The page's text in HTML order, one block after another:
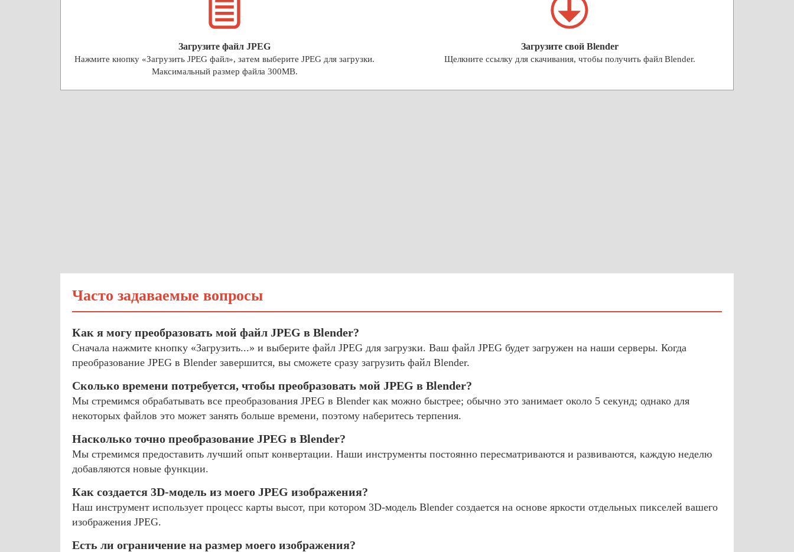
Загрузите файл JPEG
Нажмите кнопку «Загрузить JPEG файл», затем выберите JPEG для загрузки.
Максимальный размер файла 300MB.
Загрузите свой Blender
Щелкните ссылку для скачивания, чтобы получить файл Blender.
Часто задаваемые вопросы
Как я могу преобразовать мой файл JPEG в Blender?
Сначала нажмите кнопку «Загрузить...» и выберите файл JPEG для загрузки. Ваш файл JPEG будет загружен на наши серверы. Когда
преобразование JPEG в Blender завершится, вы сможете сразу загрузить файл Blender.
Сколько времени потребуется, чтобы преобразовать мой JPEG в Blender?
Мы стремимся обрабатывать все преобразования JPEG в Blender как можно быстрее; обычно это занимает около 5 секунд; однако для
некоторых файлов это может занять больше времени, поэтому наберитесь терпения.
Насколько точно преобразование JPEG в Blender?
Мы стремимся предоставить лучший опыт конвертации. Наши инструменты постоянно пересматриваются и развиваются, каждую неделю
добавляются новые функции.
Как создается 3D-модель из моего JPEG изображения?
Наш инструмент использует процесс карты высот, при котором 3D-модель Blender создается на основе яркости отдельных пикселей вашего
изображения JPEG.
Есть ли ограничение на размер моего изображения?